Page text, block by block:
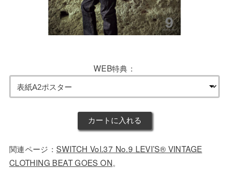
WEB特典：
関連ページ：SWITCH Vol.37 No.9 LEVI’S®️ VINTAGE
CLOTHING BEAT GOES ON。